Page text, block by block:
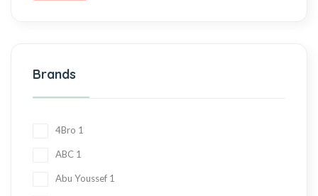
Brands
4Bro 1
ABC 1
Abu Youssef 1